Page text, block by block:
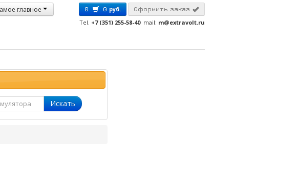
главное 0 0 руб. Оформить заказ
Tel. +7 (351) 255-58-40 mail: m@extravolt.ru
Искать